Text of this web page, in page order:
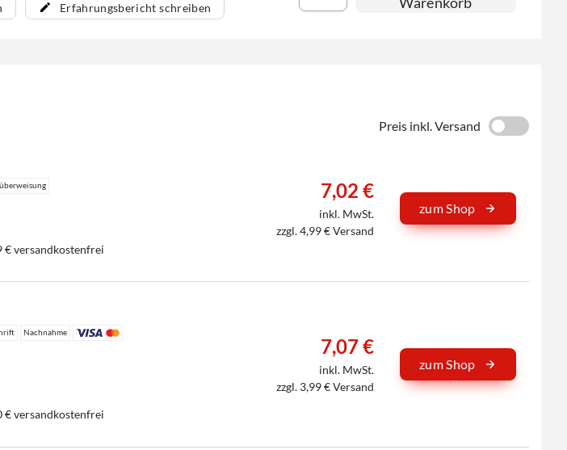
Erfahrungsbericht schreiben
Preis inkl. Versand
€ versandkostenfrei
7,02 €
inkl. MwSt.
zzgl. 4,99 € Versand
zum Shop
Nachnahme
€ versandkostenfrei
7,07 €
inkl. MwSt.
zzgl. 3,99 € Versand
zum Shop